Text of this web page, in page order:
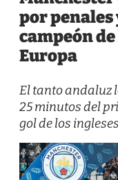
por penales
campeón
Europa
El tanto andaluz
25 minutos del
gol de los